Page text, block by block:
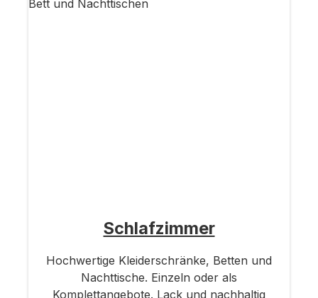
Schlafzimmer
Hochwertige Kleiderschränke, Betten und
Nachttische. Einzeln oder als
Komplettangebote. Lack und nachhaltig